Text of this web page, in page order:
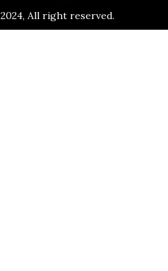
2024, All right reserved.